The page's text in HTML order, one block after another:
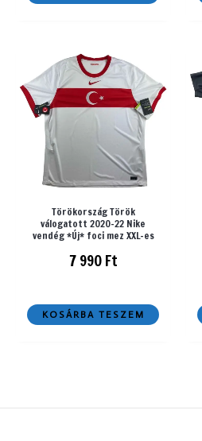
Törökország Török
válogatott 2020-22 Nike
vendég *Új* foci mez XXL-es
7 990Ft
KOSÁRBA TESZEM